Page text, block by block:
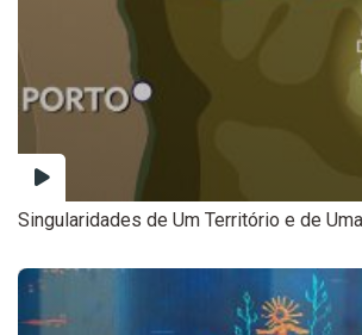
Singularidades de Um Território e de